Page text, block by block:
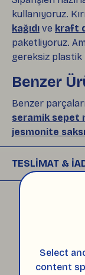
Select
content
kullanıyoruz.
kağıdı ve kraft
paketliyoruz.
gereksiz plastik
Benzer
Benzer
seramik sepet
jesmonite
TESLİMAT &
plastiksiz,
HepsiJet
çıktığında
olarak size
Ürünlerinizi
EL YAPIMI